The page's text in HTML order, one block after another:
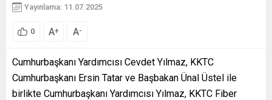
Yayınlama: 11.07.2025
0 A+ A-
Cumhurbaşkanı Yardımcısı Cevdet Yılmaz, KKTC
Cumhurbaşkanı Ersin Tatar ve Başbakan Ünal Üstel ile
birlikte Cumhurbaşkanı Yardımcısı Yılmaz, KKTC Fiber